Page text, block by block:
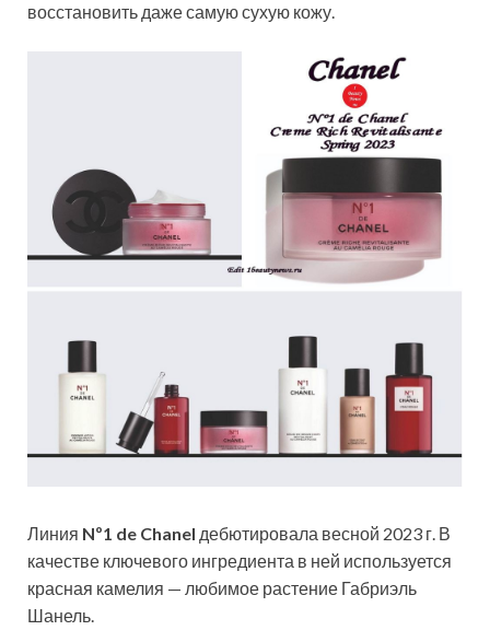
восстановить даже самую сухую кожу.
Линия Nº1 de Chanel дебютировала весной 2023 г. В
качестве ключевого ингредиента в ней используется
красная камелия — любимое растение Габриэль
Шанель.